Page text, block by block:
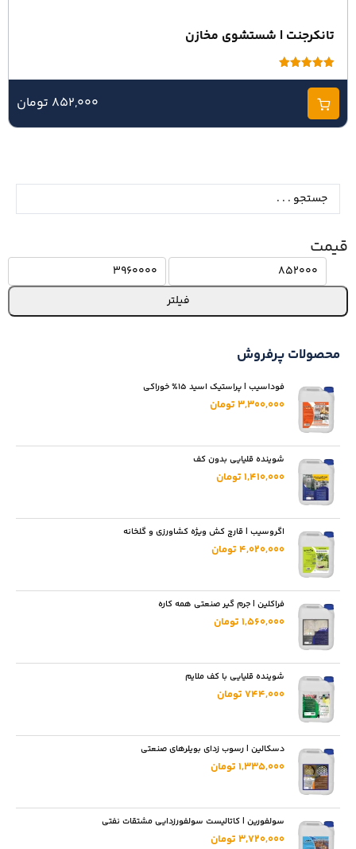
قیمت
فیلتر
محصولات پرفروش
فوداسیب | پراستیک اسید 15% خوراکی
3,300,000 تومان
شوینده قلیایی بدون کف
1,410,000 تومان
اگروسیب | قارچ کش ویژه کشاورزی و گلخانه
4,020,000 تومان
فراکلین | جرم گیر صنعتی همه کاره
1,560,000 تومان
شوینده قلیایی با کف ملایم
744,000 تومان
دسکالین | رسوب زدای بویلرهای صنعتی
1,335,000 تومان
سولفورین | کاتالیست سولفورزدایی مشتقات نفتی
3,720,000 تومان
تانکرجنت | شستشوی مخازن
امتیاز5.00
از 5
852,000 تومان